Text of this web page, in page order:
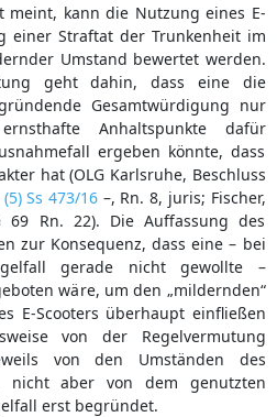
meint, kann die Nutzung eines E-
einer Straftat der Trunkenheit im
Umstand bewertet werden.
geht dahin, dass eine die
Gesamtwürdigung nur
Anhaltspunkte dafür
ergeben könnte, dass
hat (OLG Karlsruhe, Beschluss
Ss 473/16 –, Rn. 8, juris; Fischer,
69 Rn. 22). Die Auffassung des
zur Konsequenz, dass eine – bei
gerade nicht gewollte –
wäre, um den „mildernden“
E-Scooters überhaupt einfließen
von der Regelvermutung
von den Umständen des
nicht aber von dem genutzten
erst begründet.